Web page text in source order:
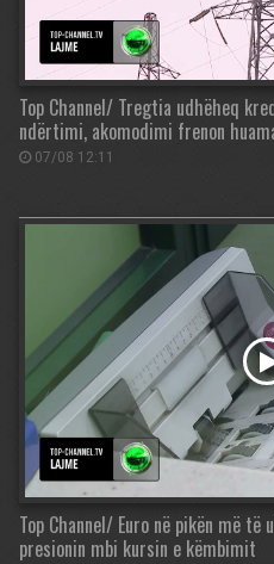
Top Channel/ Tregtia udhëheq
ndërtimi, akomodimi frenon
07/08 12:11
Top Channel/ Euro në pikën më
presionin mbi kursin e këmbimit